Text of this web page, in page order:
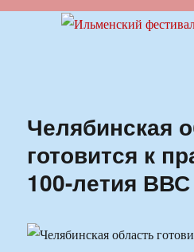
Ильменский
Челябинская
готовится к
100-летия ВВС